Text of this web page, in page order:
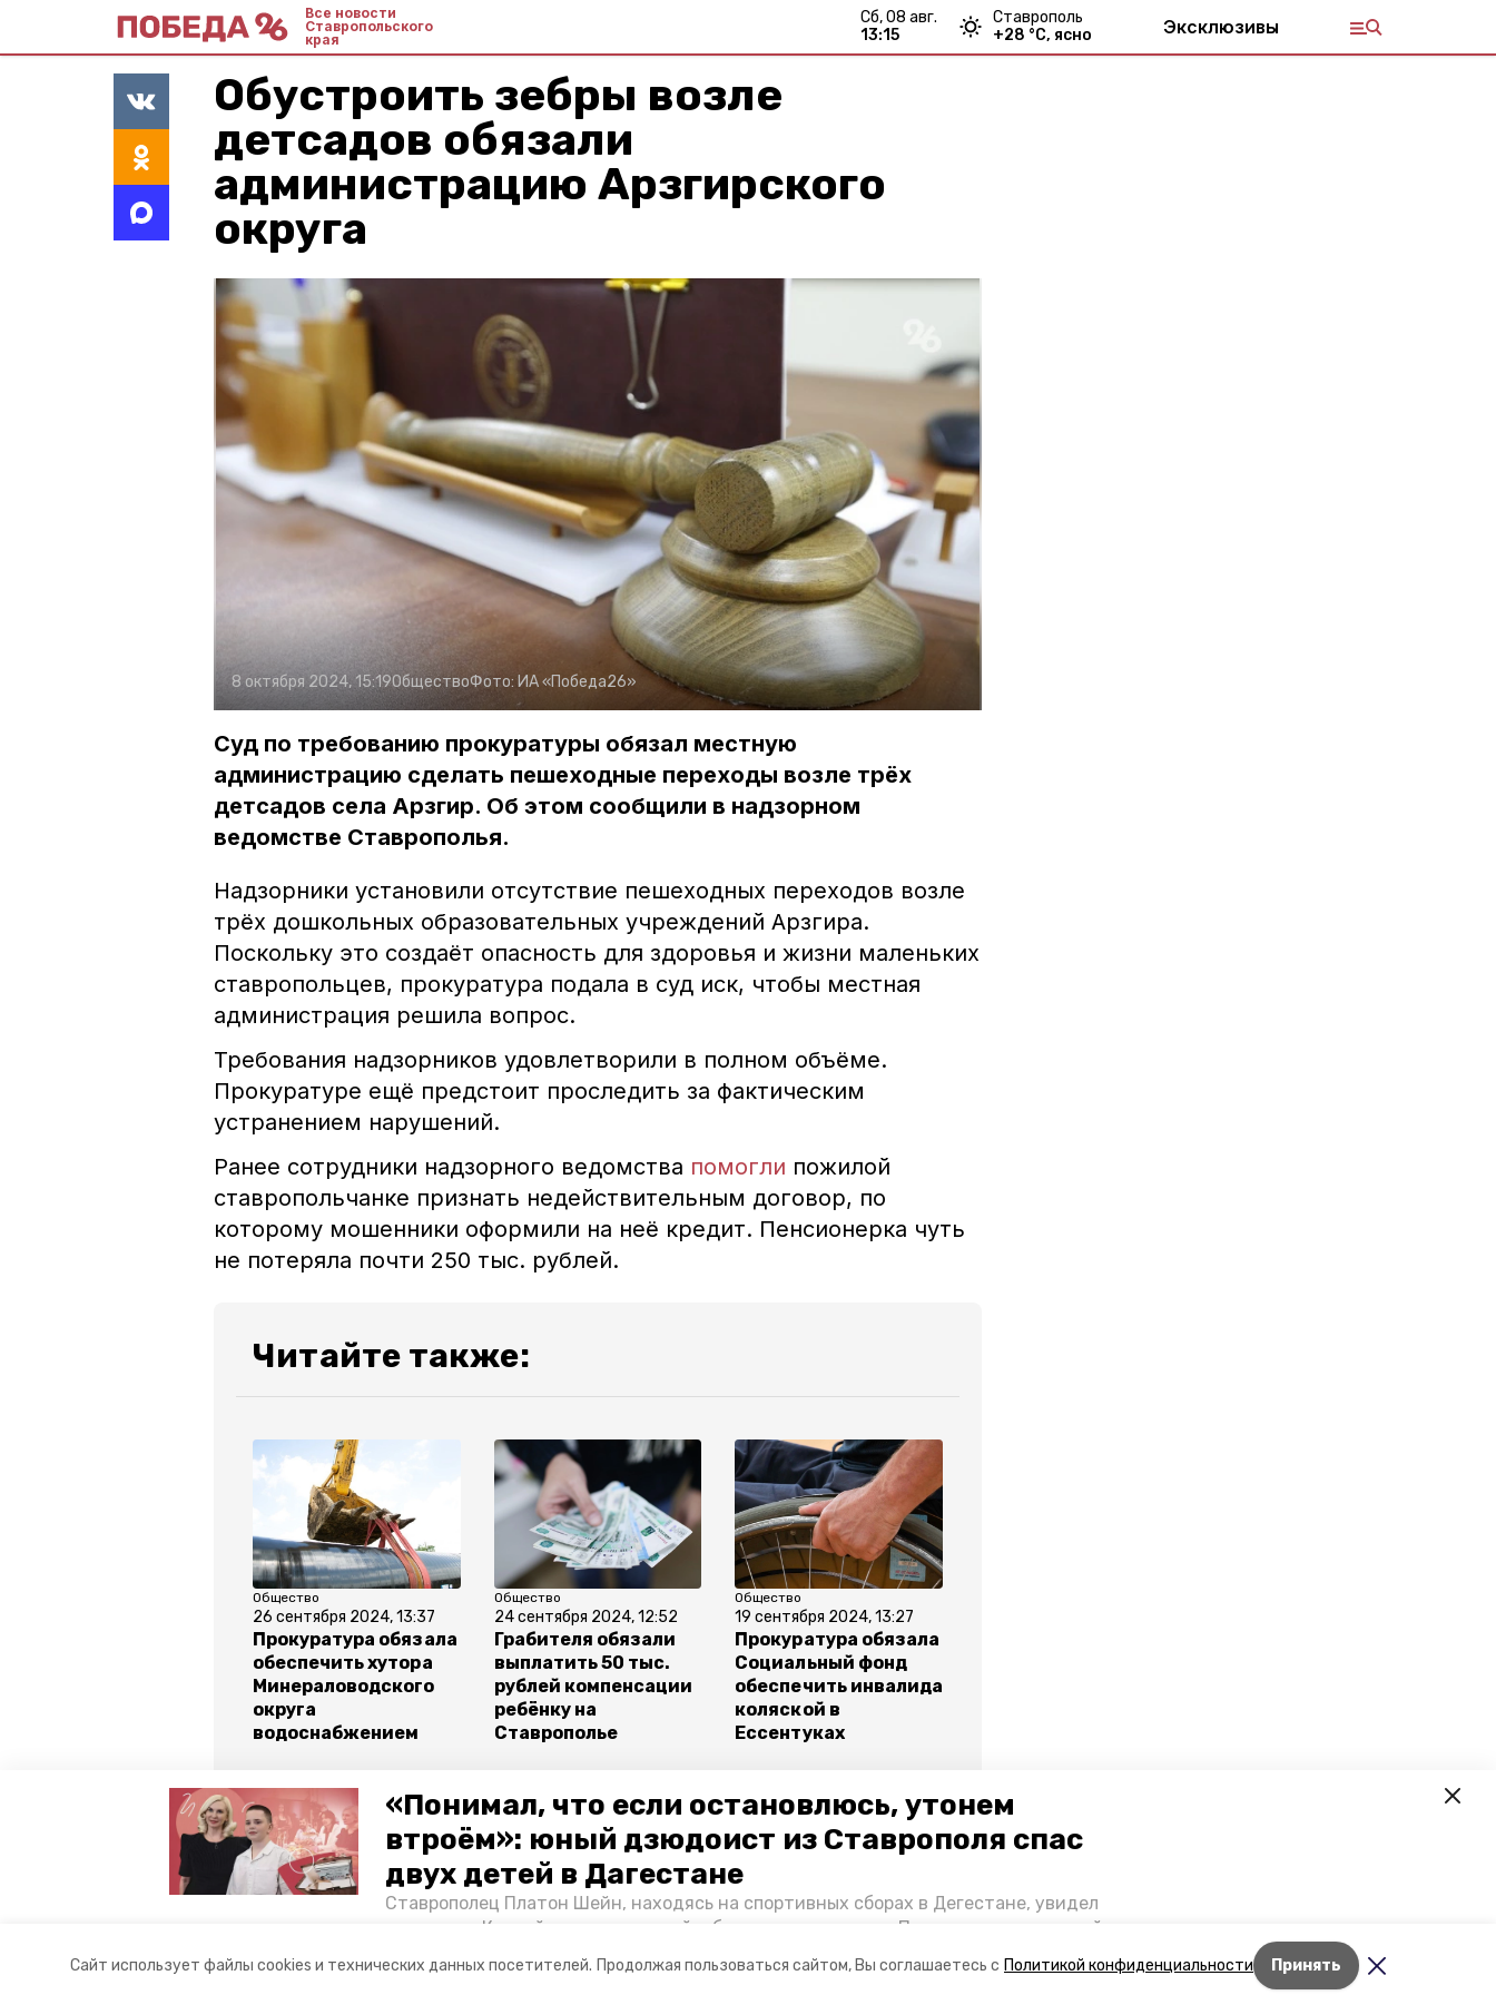
Сайт использует файлы cookies и технических данных посетителей. Продолжая пользоваться сайтом, Вы соглашаетесь с Политикой конфиденциальности Принять
«Понимал, что если остановлюсь, утонем
втроём»: юный дзюдоист из Ставрополя спас
двух детей в Дагестане
Ставрополец Платон Шейн, находясь на спортивных сборах в Дегестане, увидел
тонущих в Каспийском море детей и бросился на помощь. По возвращении домой,
Корреспондент «Победы26» пообщался с юным героем.
Все новости
Ставропольского
края
сб, 08 авг.
13:15
Ставрополь
+28 °С, ясно Эксклюзивы
Лента новостей
Обустроить зебры возле
детсадов обязали
администрацию Арзгирского
округа
8 октября 2024, 15:19ОбществоФото: ИА «Победа26»
Суд по требованию прокуратуры обязал местную
администрацию сделать пешеходные переходы возле трёх
детсадов села Арзгир. Об этом сообщили в надзорном
ведомстве Ставрополья.
Надзорники установили отсутствие пешеходных переходов возле
трёх дошкольных образовательных учреждений Арзгира.
Поскольку это создаёт опасность для здоровья и жизни маленьких
ставропольцев, прокуратура подала в суд иск, чтобы местная
администрация решила вопрос.
Требования надзорников удовлетворили в полном объёме.
Прокуратуре ещё предстоит проследить за фактическим
устранением нарушений.
Ранее сотрудники надзорного ведомства помогли пожилой
ставропольчанке признать недействительным договор, по
которому мошенники оформили на неё кредит. Пенсионерка чуть
не потеряла почти 250 тыс. рублей.
Читайте также:
Общество
26 сентября 2024, 13:37
Прокуратура обязала
обеспечить хутора
Минераловодского
округа
водоснабжением
Общество
24 сентября 2024, 12:52
Грабителя обязали
выплатить 50 тыс.
рублей компенсации
ребёнку на
Ставрополье
Общество
19 сентября 2024, 13:27
Прокуратура обязала
Социальный фонд
обеспечить инвалида
коляской в
Ессентуках
Все новости
ставропольский край арзгирский округ прокуратура